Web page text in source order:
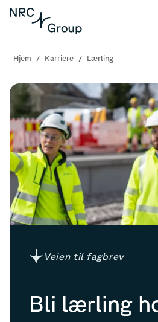
Hjem / Karriere / Lærling
Veien til fagbrev
Bli lærling